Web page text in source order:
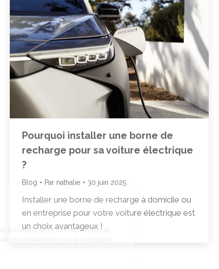
Pourquoi installer une borne de
recharge pour sa voiture électrique
?
Blog Par nathalie 30 juin 2025
Installer une borne de recharge à domicile ou
en entreprise pour votre voiture électrique est
un choix avantageux !
sans accepter
Cookies !
site vous intéresse avant de vous